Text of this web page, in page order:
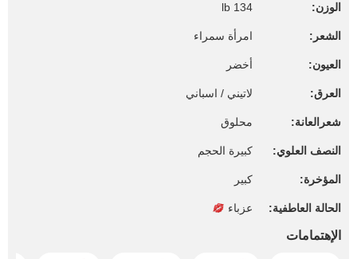
الوزن: 134 lb
الشعر: امرأة سمراء
العيون: أخضر
العرق: لاتيني / اسباني
شعرالعانة: محلوق
النصف العلوي: كبيرة الحجم
المؤخرة: كبير
الحالة العاطفية: عزباء
الإهتمامات